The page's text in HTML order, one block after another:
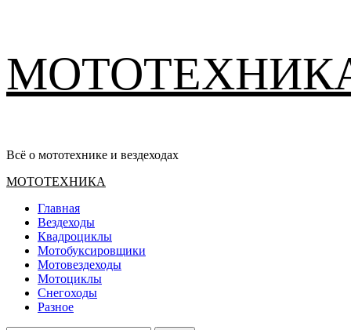
содержимому
Всё о мототехнике и вездеходах
Основное
МОТОТЕХНИКА
Главная
Вездеходы
Квадроциклы
Мотобуксировщики
Мотовездеходы
Мотоциклы
Снегоходы
Разное